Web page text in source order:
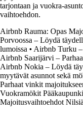
tarjontaan ja vuokra-
vaihtoehdon.
Airbnb Rauma: Opas
Porvoossa – Löydä
lumoissa • Airbnb Turku
Airbnb Saarijärvi –
Airbnb Nokia – Löydä
myytävät asunnot sekä
Parhaat vinkit
Vuokramökit
Majoitusvaihtoehdot